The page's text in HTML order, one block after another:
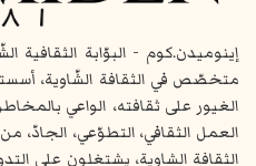
إينوميدن.كوم - البوّابة
متخصّص في الثقافة الشّاوية،
الغيور على ثقافته، الواعي
العمل الثقافي، التطوّعي، الجادّ،
الثقافة الشاوية، يشتغلون على